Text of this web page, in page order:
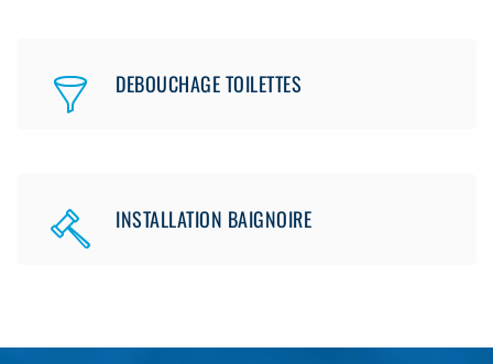
DEBOUCHAGE TOILETTES
INSTALLATION BAIGNOIRE